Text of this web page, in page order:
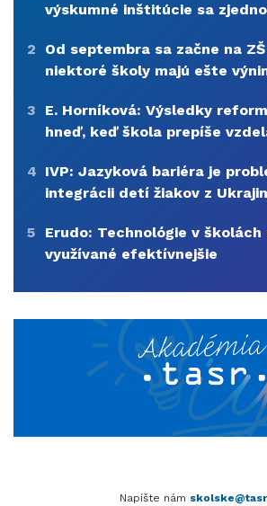
výskumné inštitúcie sa
2
Od septembra sa začne na
niektoré školy majú ešte
3
E. Horníková: Výsledky
hneď, keď škola prepíše
4 IVP: Jazyková bariéra je
integrácii detí žiakov z
5
Erudo: Technológie v školách
využívané efektívnejšie
Napíšte nám